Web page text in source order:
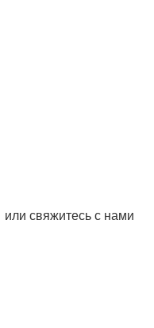
или свяжитесь с нами